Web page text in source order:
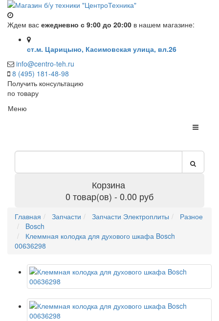
Ждем вас ежедневно с 9:00 до 20:00 в нашем магазине:
ст.м. Царицыно, Касимовская улица, вл.26
info@centro-teh.ru
8 (495) 181-48-98
Получить консультацию
по товару
Меню
Корзина
0 товар(ов) - 0.00 руб
Главная Запчасти Запчасти Электроплиты
Разное
Bosch
Клеммная колодка для духового шкафа Bosch
00636298